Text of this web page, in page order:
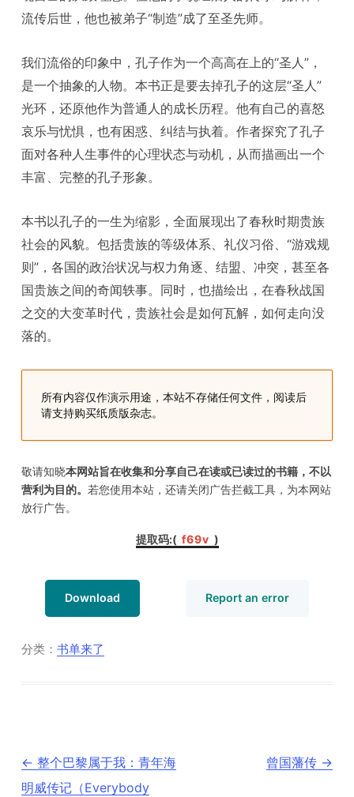
流传后世，他也被弟子“制造”成了至圣先师。
我们流俗的印象中，孔子作为一个高高在上的“圣人”，
是一个抽象的人物。本书正是要去掉孔子的这层“圣人”
光环，还原他作为普通人的成长历程。他有自己的喜怒
哀乐与忧惧，也有困惑、纠结与执着。作者探究了孔子
面对各种人生事件的心理状态与动机，从而描画出一个
丰富、完整的孔子形象。
本书以孔子的一生为缩影，全面展现出了春秋时期贵族
社会的风貌。包括贵族的等级体系、礼仪习俗、“游戏规
则”，各国的政治状况与权力角逐、结盟、冲突，甚至各
国贵族之间的奇闻轶事。同时，也描绘出，在春秋战国
之交的大变革时代，贵族社会是如何瓦解，如何走向没
落的。
所有内容仅作演示用途，本站不存储任何文件，阅读后
请支持购买纸质版杂志。
敬请知晓本网站旨在收集和分享自己在读或已读过的书籍，不以
营利为目的。若您使用本站，还请关闭广告拦截工具，为本网站
放行广告。
提取码:( f69v )
Download Report an error
分类：书单来了
文
章
导
← 整个巴黎属于我：青年海
明威传记（Everybody
曾国藩传 →